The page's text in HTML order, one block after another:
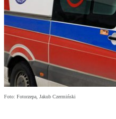
Foto: Fotorzepa, Jakub Czermiński